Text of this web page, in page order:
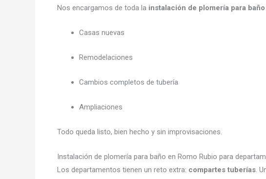
Nos encargamos de toda la instalación de plomería para
Casas nuevas
Remodelaciones
Cambios completos de tubería
Ampliaciones
Todo queda listo, bien hecho y sin improvisaciones.
Instalación de plomería para baño en Romo Rubio para
Los departamentos tienen un reto extra: compartes tuberías .